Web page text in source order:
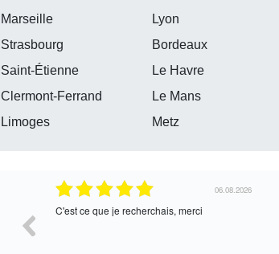
Marseille Lyon
Strasbourg Bordeaux
Saint-Étienne Le Havre
Clermont-Ferrand Le Mans
Limoges Metz
04.08.2026
Très bon service !